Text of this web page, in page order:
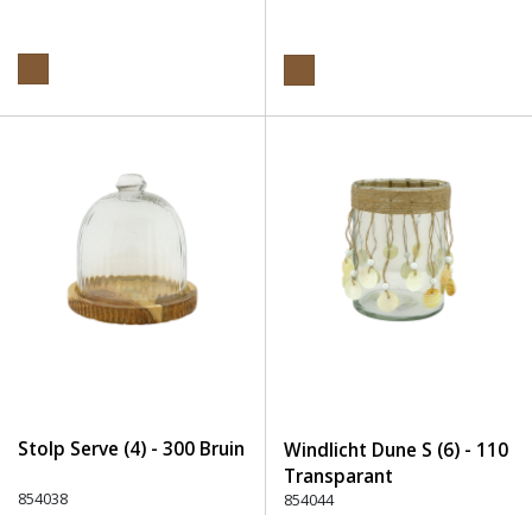
Stolp Serve (4) - 300 Bruin
854038
Windlicht Dune S (6) - 110
Transparant
854044